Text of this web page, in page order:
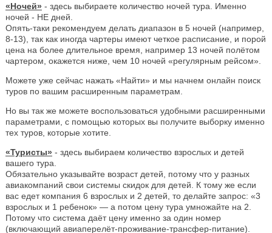
«Ночей» - здесь выбираете количество ночей тура. Именно
ночей - НЕ дней.
Опять-таки рекомендуем делать диапазон в 5 ночей (например,
8-13), так как иногда чартеры имеют четкое расписание, и порой
цена на более длительное время, например 13 ночей полётом
чартером, окажется ниже, чем 10 ночей «регулярным рейсом».
Можете уже сейчас нажать «Найти» и мы начнем онлайн поиск
туров по вашим расширенным параметрам.
Но вы так же можете воспользоваться удобными расширенными
параметрами, с помощью которых вы получите выборку именно
тех туров, которые хотите.
«Туристы» - здесь выбираем количество взрослых и детей
вашего тура.
Обязательно указывайте возраст детей, потому что у разных
авиакомпаний свои системы скидок для детей. К тому же если
вас едет компания 6 взрослых и 2 детей, то делайте запрос: «3
взрослых и 1 ребенок» — а потом цену тура умножайте на 2.
Потому что система даёт цену именно за один номер
(включающий авиаперелёт-проживание-трансфер-питание).